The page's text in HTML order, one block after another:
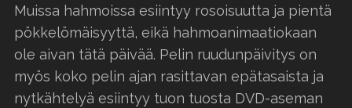
Muissa hahmoissa esiintyy rosoisuutta ja pientä
pökkelömäisyyttä, eikä hahmoanimaatiokaan
ole aivan tätä päivää. Pelin ruudunpäivitys on
myös koko pelin ajan rasittavan epätasaista ja
nytkähtelyä esiintyy tuon tuosta DVD-aseman